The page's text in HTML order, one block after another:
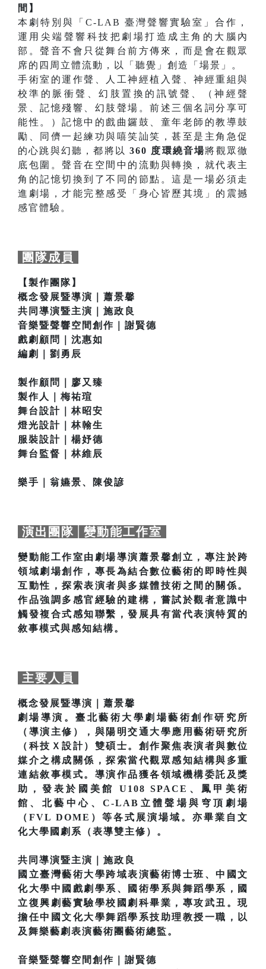
間】
本劇特別與「C-LAB 臺灣聲響實驗室」合作，
運用尖端聲響科技把劇場打造成主角的大腦內
部。聲音不會只從舞台前方傳來，而是會在觀眾
席的四周立體流動，以「聽覺」創造「場景」。
手術室的運作聲、人工神經植入聲、神經重組與
校準的脈衝聲、幻肢置換的訊號聲、（神經聲
景、記憶殘響、幻肢聲場。前述三個名詞分享可
能性。）記憶中的戲曲鑼鼓、童年老師的教導鼓
勵、同儕一起練功與嘻笑訕笑，甚至是主角急促
的心跳與幻聽，都將以 360 度環繞音場將觀眾徹
底包圍。聲音在空間中的流動與轉換，就代表主
角的記憶切換到了不同的節點。這是一場必須走
進劇場，才能完整感受「身心皆歷其境」的震撼
感官體驗。
團隊成員
【製作團隊】
概念發展暨導演｜蕭景馨
共同導演暨主演｜施政良
音樂暨聲響空間創作｜謝賢德
戲劇顧問｜沈惠如
編劇｜劉勇辰
製作顧問｜廖又臻
製作人｜梅祐瑄
舞台設計｜林昭安
燈光設計｜林翰生
服裝設計｜楊妤德
舞台監督｜林維辰
樂手｜翁嬿景、陳俊諺
演出團隊│變動能工作室
變動能工作室由劇場導演蕭景馨創立，專注於跨
領域劇場創作，專長為結合數位藝術的即時性與
互動性，探索表演者與多媒體技術之間的關係。
作品強調多感官經驗的建構，嘗試於觀者意識中
觸發複合式感知聯繫，發展具有當代表演特質的
敘事模式與感知結構。
主要人員
概念發展暨導演｜蕭景馨
劇場導演。臺北藝術大學劇場藝術創作研究所
（導演主修），與陽明交通大學應用藝術研究所
（科技Ｘ設計）雙碩士。創作聚焦表演者與數位
媒介之構成關係，探索當代觀眾感知結構與多重
連結敘事模式。導演作品獲各領域機構委託及獎
助，發表於國美館 U108 SPACE、鳳甲美術
館、北藝中心、C-LAB立體聲場與穹頂劇場
（FVL DOME）等各式展演場域。亦畢業自文
化大學國劇系（表導雙主修）。
共同導演暨主演｜施政良
國立臺灣藝術大學跨域表演藝術博士班、中國文
化大學中國戲劇學系、國術學系與舞蹈學系，國
立復興劇藝實驗學校國劇科畢業，專攻武丑。現
擔任中國文化大學舞蹈學系技助理教授一職，以
及舞樂藝劇表演藝術團藝術總監。
音樂暨聲響空間創作｜謝賢德